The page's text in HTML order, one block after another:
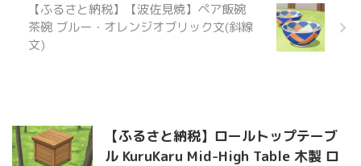
【ふるさと納税】【波佐見焼】ペア飯碗
茶碗 ブルー・オレンジオブリック文(斜線
文)
【ふるさと納税】ロールトップテーブ
ル KuruKaru Mid-High Table 木製 ロ